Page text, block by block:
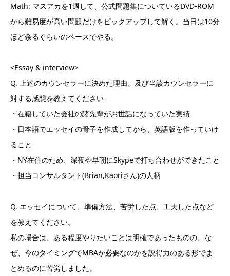
Math: マスアカを1週して、公式問題集についているDVD-ROM
から難易度が高い問題だけをピックアップして解く。当日は10分
ほど余るぐらいのペースでやる。
<Essay & interview>
Q. 上述のカウンセラーに決めた理由、及び当該カウンセラーに
対する感想を教えてください
・在籍していた会社の諸先輩がお世話になっていた実績
・日本語でエッセイの骨子を作成してから、英語版を作っていけ
ること
・NY在住のため、深夜や早朝にSkypeで打ち合わせができたこと
・担当コンサルタント(Brian,Kaoriさん)の人柄
Q. エッセイについて、準備方法、苦労した点、工夫した点など
を教えてください。
私の場合は、ある程度やりたいことは明確であったものの、な
ぜ、今のタイミングでMBAが必要なのかを説得力のある形でま
とめるのに苦労しました。